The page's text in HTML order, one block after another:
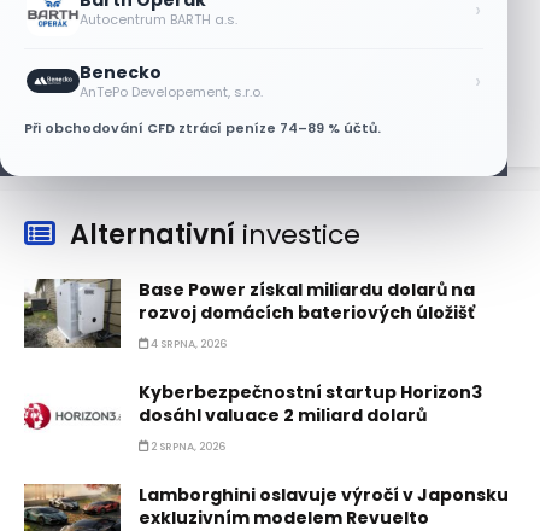
Autocentrum BARTH a.s. ›
Benecko
AnTePo Developement, s.r.o. ›
Při obchodování CFD ztrácí peníze 74–89 % účtů.
Lisa Su zlehčuje Muskův závazek vůči
6 SRPNA, 2026
Alternativní investice
Base Power získal miliardu dolarů na
rozvoj domácích bateriových úložišť
4 SRPNA, 2026
Kyberbezpečnostní startup Horizon3
dosáhl valuace 2 miliard dolarů
2 SRPNA, 2026
Lamborghini oslavuje výročí v Japonsku
exkluzivním modelem Revuelto